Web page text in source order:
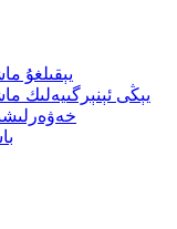
يېقىلغۇ
يېڭى ئېنېرگىيەلىك